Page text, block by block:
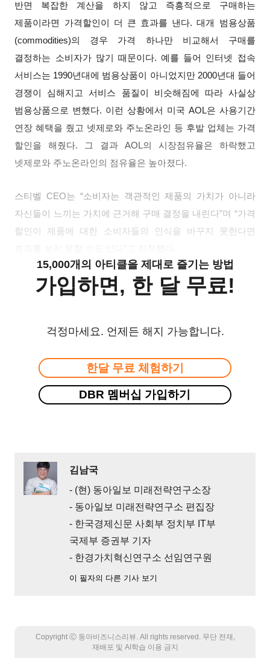
반면 복잡한 계산을 하지 않고 즉흥적으로 구매하는
제품이라면 가격할인이 더 큰 효과를 낸다. 대개 범용상품
(commodities)의 경우 가격 하나만 비교해서 구매를
결정하는 소비자가 많기 때문이다. 예를 들어 인터넷 접속
서비스는 1990년대에 범용상품이 아니었지만 2000년대 들어
경쟁이 심해지고 서비스 품질이 비슷해짐에 따라 사실상
범용상품으로 변했다. 이런 상황에서 미국 AOL은 사용기간
연장 혜택을 줬고 넷제로와 주노온라인 등 후발 업체는 가격
할인을 해줬다. 그 결과 AOL의 시장점유율은 하락했고
넷제로와 주노온라인의 점유율은 높아졌다.
스티벨 CEO는 “소비자는 객관적인 제품의 가치가 아니라
자신들이 느끼는 가치에 근거해 구매 결정을 내린다”며 “가격
할인이 제품에 대한 소비자들의 인식을 바꾸지 못한다면
15,000개의 아티클을 제대로 즐기는 방법
가입하면, 한 달 무료!
걱정마세요. 언제든 해지 가능합니다.
한달 무료 체험하기
DBR 멤버십 가입하기
김남국
- (현) 동아일보 미래전략연구소장
- 동아일보 미래전략연구소 편집장
- 한국경제신문 사회부 정치부 IT부
국제부 증권부 기자
- 한경가치혁신연구소 선임연구원
이 필자의 다른 기사 보기
Copyright Ⓒ 동아비즈니스리뷰. All rights reserved. 무단 전재,
재배포 및 AI학습 이용 금지